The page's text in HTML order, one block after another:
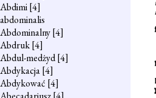
Abdimi[4]
abdominalis
Abdominalny[4]
Abdruk[4]
Abdul-medżyd[4]
Abdykacja[4]
Abdykować [4]